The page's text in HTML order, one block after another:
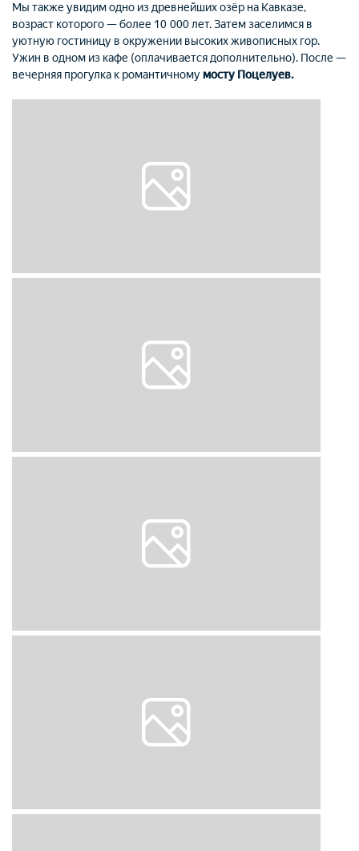
Мы также увидим одно из древнейших озёр на Кавказе,
возраст которого — более 10 000 лет. Затем заселимся в
уютную гостиницу в окружении высоких живописных гор.
Ужин в одном из кафе (оплачивается дополнительно). После —
вечерняя прогулка к романтичномумосту Поцелуев.